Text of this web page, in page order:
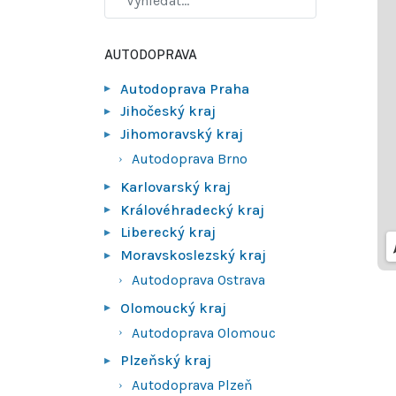
AUTODOPRAVA
Autodoprava Praha
Jihočeský kraj
Jihomoravský kraj
Autodoprava Brno
Karlovarský kraj
Královéhradecký kraj
Liberecký kraj
Moravskoslezský kraj
Autodoprava Ostrava
Olomoucký kraj
Autodoprava Olomouc
Plzeňský kraj
Autodoprava Plzeň